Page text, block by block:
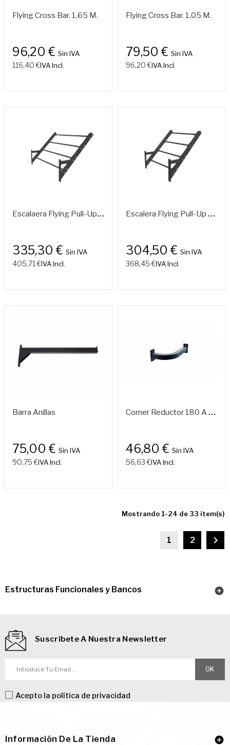
Flying Cross Bar. 1,65 M.
96,20 € Sin IVA
116,40 €IVA Incl.
Flying Cross Bar. 1,05 M.
79,50 € Sin IVA
96,20 €IVA Incl.
E
Scalaera Flying Pull-Up 1,82m
335,30 € Sin IVA
405,71 €IVA Incl.
E
Scalera Flying Pull-Up 1,21m
304,50 € Sin IVA
368,45 €IVA Incl.
Barra Anillas
75,00 € Sin IVA
90,75 €IVA Incl.
C
Orner Reductor 180 A 120 Cm.
46,80 € Sin IVA
56,63 €IVA Incl.
Mostrando 1-24 de 33 item(s)
1 2 
Estructuras Funcionales y Bancos 
Suscríbete A Nuestra Newsletter
Acepto la política de privacidad
Información De La Tienda 